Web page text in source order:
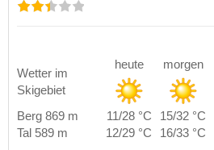
Wetter im
Skigebiet
heute morgen
Berg 869 m 11/28 °C 15/32 °C
Tal 589 m
12/29 °C 16/33 °C